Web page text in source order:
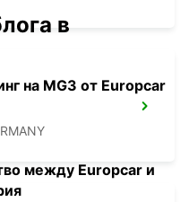
в
на MG3 от Europcar
между Europcar и